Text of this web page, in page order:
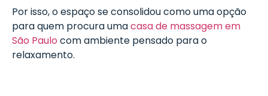
Por isso, o espaço se consolidou como uma opção
para quem procura umacasa de massagem em
São Paulo com ambiente pensado para o
relaxamento.